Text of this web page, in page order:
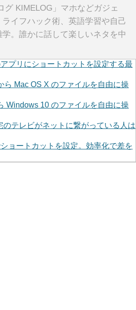
グ KIMELOG」マホなどガジェ
イフハック術、英語学習や自己
。誰かに話して楽しいネタを中
プリにショートカットを設定する最
ら Mac OS X のファイルを自由に操
Windows 10 のファイルを自由に操
のテレビがネットに繋がっている人は
ョートカットを設定。効率化で差を